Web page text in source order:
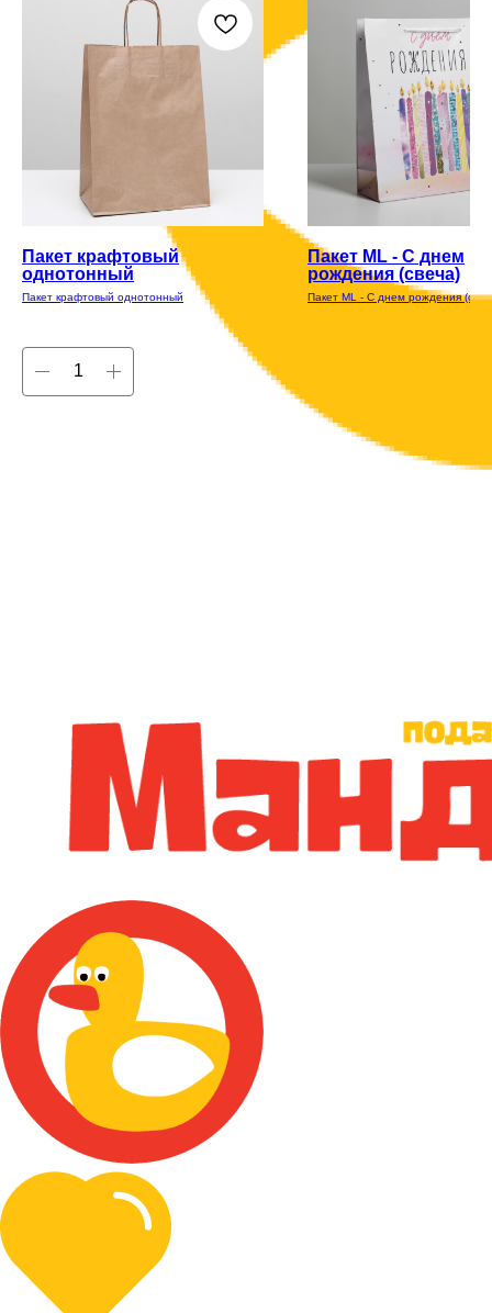
Пакет крафтовый
однотонный
Пакет крафтовый однотонный
Пакет ML - С днем
рождения (свеча)
Пакет ML - С днем рождения